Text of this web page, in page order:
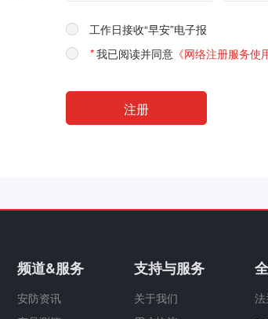
工作日接收“早安”电子报
*我已阅读并同意 《网络注册服务使
频道&服务
安防资讯
支持与服务
关于我们